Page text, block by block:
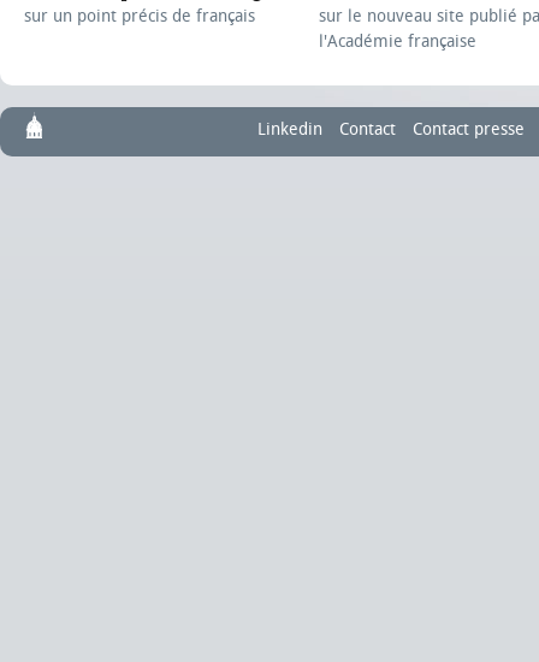
sur un point précis de français
sur le nouveau site publié
l'Académie française
Linkedin Contact Contact presse